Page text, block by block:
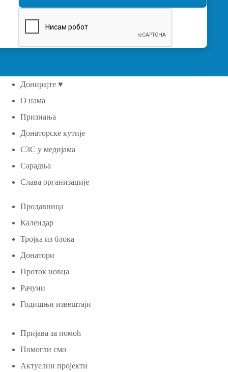
Донирајте ♥
О нама
Признања
Донаторске кутије
СЗС у медијама
Сарадња
Слава организације
Продавница
Календар
Тројка из блока
Донатори
Проток новца
Рачуни
Годишњи извештаји
Пријава за помоћ
Помогли смо
Актуелни пројекти